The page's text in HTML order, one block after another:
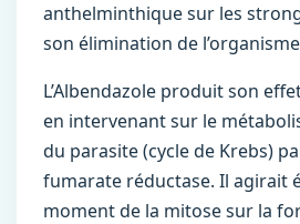
anthelminthique sur les
son élimination de
L’Albendazole produit son
en intervenant sur le
du parasite (cycle de Krebs)
fumarate réductase. Il agirait
moment de la mitose sur la